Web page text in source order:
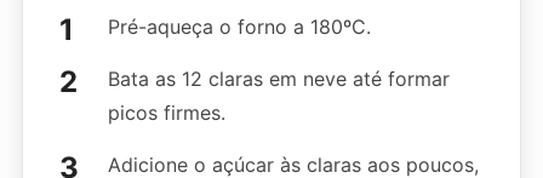
Pré-aqueça o forno a 180ºC.
Bata as 12 claras em neve até formar
picos firmes.
Adicione o açúcar às claras aos poucos,